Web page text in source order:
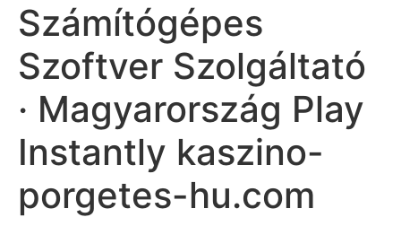
Számítógépes
Szoftver Szolgáltató
· Magyarország Play
Instantly kaszino-
porgetes-hu.com